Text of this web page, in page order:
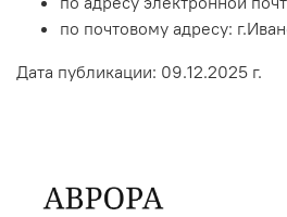
по почтовому адресу:
Дата публикации: 09.12.2025 г.